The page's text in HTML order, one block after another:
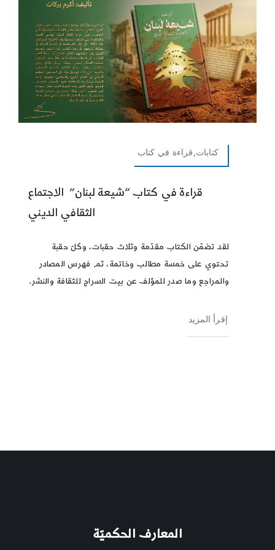
كتابات,قراءة في كتاب
قراءة في كتاب “شيعة لبنان” الاجتماع
الثقافي الديني
لقد تضمّن الكتاب مقدّمة وثلاث حقبات، وكلّ حقبة
تحتوي على خمسة مطالب وخاتمة، ثم فهرس المصادر
والمراجع وما صدر للمؤلف عن بيت السراج للثقافة والنشر.
إقرأ المزيد
المعارف الحكميّة